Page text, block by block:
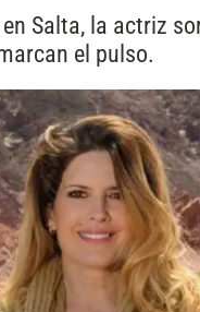
Salta, la actriz
el pulso.